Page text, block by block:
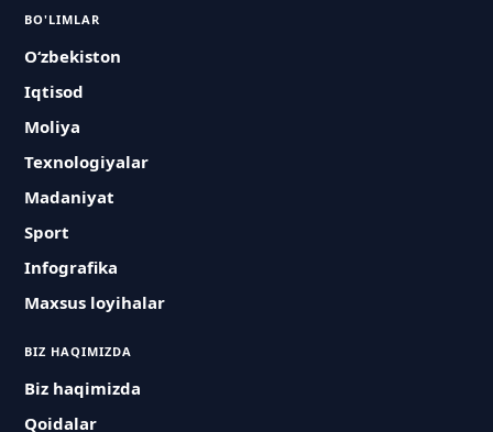
BO'LIMLAR
O‘zbekiston
Iqtisod
Moliya
Texnologiyalar
Madaniyat
Sport
Infografika
Maxsus loyihalar
BIZ HAQIMIZDA
Biz haqimizda
Qoidalar